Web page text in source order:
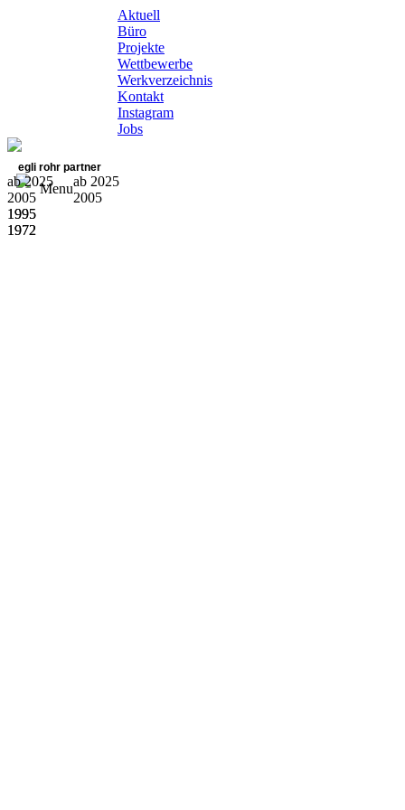
Aktuell
Büro
Projekte
Wettbewerbe
Werkverzeichnis
Kontakt
Instagram
Jobs
egli rohr partner
Menu
ab 2025
2005
1995
1972
ab 2025
2005
1995
1972